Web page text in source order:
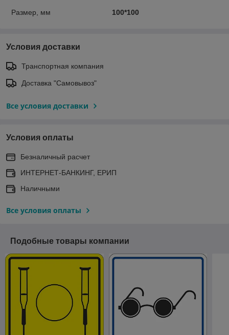
Размер, мм 100*100
Условия доставки
Транспортная компания
Доставка "Самовывоз"
Все условия доставки
Условия оплаты
Безналичный расчет
ИНТЕРНЕТ-БАНКИНГ, ЕРИП
Наличными
Все условия оплаты
Подобные товары компании